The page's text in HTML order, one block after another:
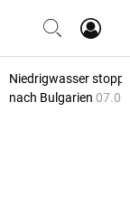
Niedrigwasser
nach Bulgarien